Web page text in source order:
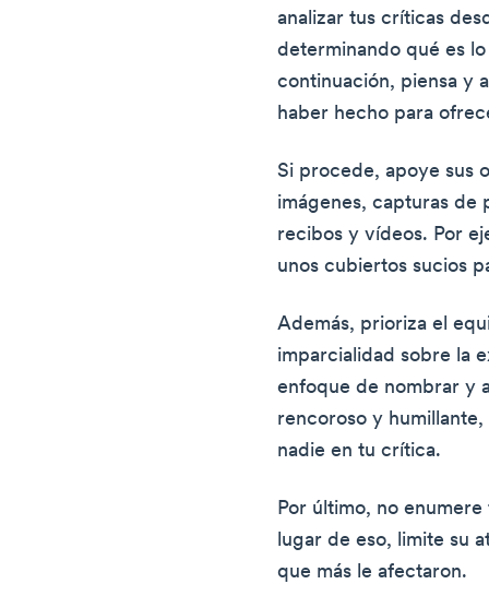
analizar tus críticas
determinando qué es
continuación, piensa y
haber hecho para
Si procede, apoye sus
imágenes, capturas de
recibos y vídeos. Por
unos cubiertos sucios
Además, prioriza el
imparcialidad sobre la
enfoque de nombrar y
rencoroso y
nadie en tu crítica.
Por último, no
lugar de eso, limite su
que más le afectaron.